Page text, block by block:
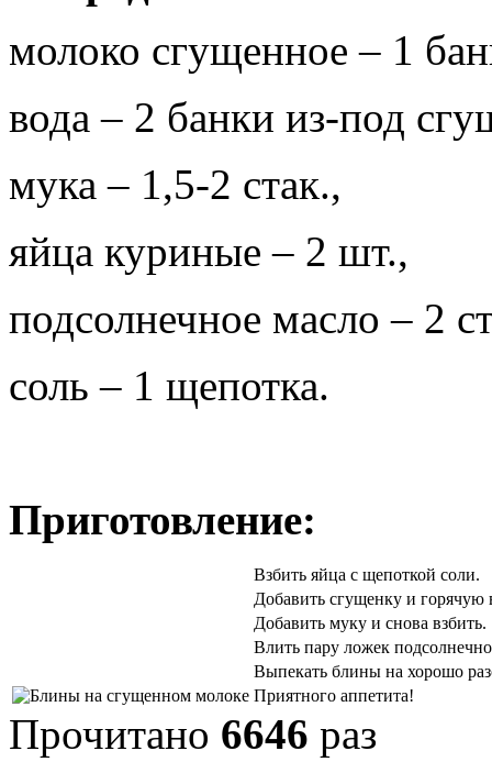
молоко сгущенное – 1
вода – 2 банки из-под
мука – 1,5-2 стак.,
яйца куриные – 2 шт.,
подсолнечное масло – 2
соль – 1 щепотка.
Приготовление:
Взбить яйца с щепоткой соли.
Добавить сгущенку и горячую
Добавить муку и снова взбить.
Влить пару ложек
Выпекать блины на хорошо
Приятного аппетита!
Прочитано 6646 раз